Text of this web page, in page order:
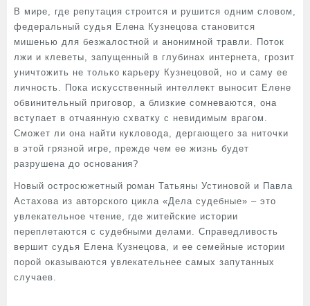
В мире, где репутация строится и рушится одним словом,
федеральный судья Елена Кузнецова становится
мишенью для безжалостной и анонимной травли. Поток
лжи и клеветы, запущенный в глубинах интернета, грозит
уничтожить не только карьеру Кузнецовой, но и саму ее
личность. Пока искусственный интеллект выносит Елене
обвинительный приговор, а близкие сомневаются, она
вступает в отчаянную схватку с невидимым врагом.
Сможет ли она найти кукловода, дергающего за ниточки
в этой грязной игре, прежде чем ее жизнь будет
разрушена до основания?
Новый остросюжетный роман Татьяны Устиновой и Павла
Астахова из авторского цикла «Дела судебные» – это
увлекательное чтение, где житейские истории
переплетаются с судебными делами. Справедливость
вершит судья Елена Кузнецова, и ее семейные истории
порой оказываются увлекательнее самых запутанных
случаев.